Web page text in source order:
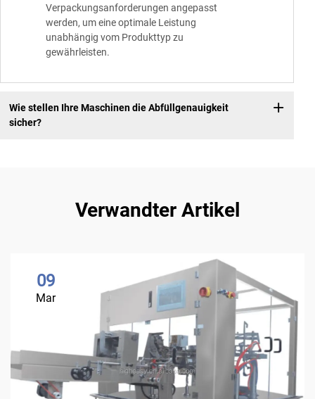
Verpackungsanforderungen angepasst
werden, um eine optimale Leistung
unabhängig vom Produkttyp zu
gewährleisten.
Wie stellen Ihre Maschinen die Abfüllgenauigkeit
sicher?
Verwandter Artikel
09
Mar